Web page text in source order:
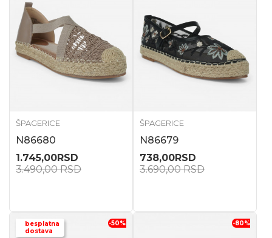
ŠPAGERICE
N86680
1.745,00RSD
3.490,00RSD
ŠPAGERICE
N86679
738,00RSD
3.690,00RSD
besplatna
dostava
-50% -80%